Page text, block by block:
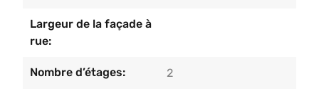
Largeur de la façade à
rue:
Nombre d’étages: 2